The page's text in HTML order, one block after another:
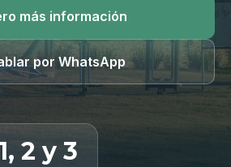
más información
por WhatsApp
1, 2 y 3